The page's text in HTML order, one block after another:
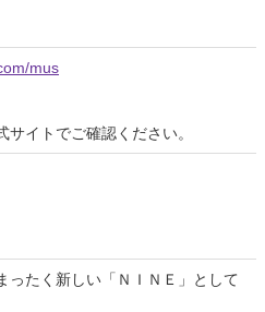
mus
イトでご確認ください。
ったく新しい「ＮＩＮＥ」として